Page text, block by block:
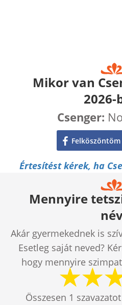
Mikor van
2026-
Csenger:
Értesítést kérek, ha
Mennyire
Akár gyermekednek is
Esetleg saját neved?
hogy mennyire
Összesen 1